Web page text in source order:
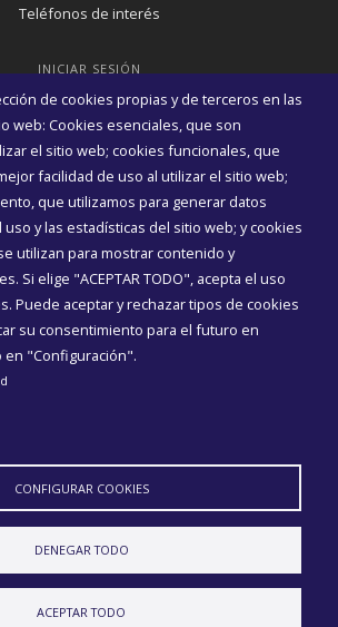
de cookies propias y de terceros en las
web: Cookies esenciales, que son
el sitio web; cookies funcionales, que
facilidad de uso al utilizar el sitio web;
que utilizamos para generar datos
y las estadísticas del sitio web; y cookies
utilizan para mostrar contenido y
Si elige "ACEPTAR TODO", acepta el uso
Puede aceptar y rechazar tipos de cookies
su consentimiento para el futuro en
en "Configuración".
CONFIGURAR COOKIES
DENEGAR TODO
ACEPTAR TODO
Teléfonos de interés
INICIAR SESIÓN
MAPA WEB
Diputación de Burgos